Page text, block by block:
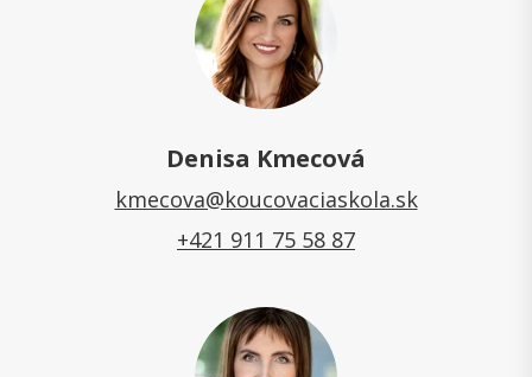
Denisa Kmecová
kmecova@koucovaciaskola.sk
+421 911 75 58 87